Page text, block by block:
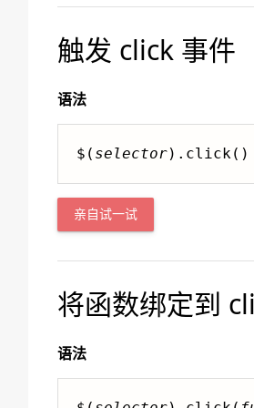
触发 click 事件
语法
$( selector).click()
亲自试一试
将函数绑定到
语法